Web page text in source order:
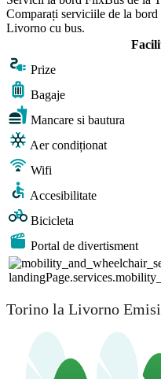
Comparați serviciile de la
Livorno cu bus.
Prize
Bagaje
Mancare si bautura
Aer condiționat
Wifi
Accesibilitate
Bicicleta
Portal de divertisment
Torino la Livorno